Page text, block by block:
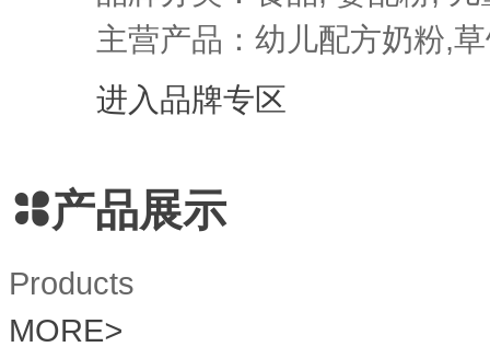
主营产品：幼儿配方奶粉,
进入品牌专区
产品展示
Products
MORE>